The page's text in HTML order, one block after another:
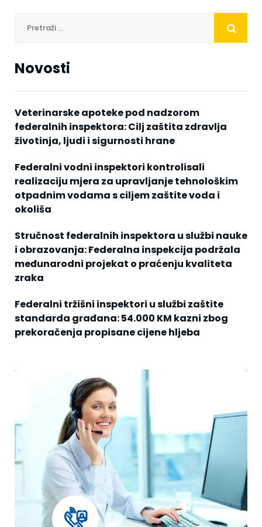
Novosti
Veterinarske apoteke pod nadzorom
federalnih inspektora: Cilj zaštita zdravlja
životinja, ljudi i sigurnosti hrane
Federalni vodni inspektori kontrolisali
realizaciju mjera za upravljanje tehnološkim
otpadnim vodama s ciljem zaštite voda i
okoliša
Stručnost federalnih inspektora u službi nauke
i obrazovanja: Federalna inspekcija podržala
međunarodni projekat o praćenju kvaliteta
zraka
Federalni tržišni inspektori u službi zaštite
standarda građana: 54.000 KM kazni zbog
prekoračenja propisane cijene hljeba